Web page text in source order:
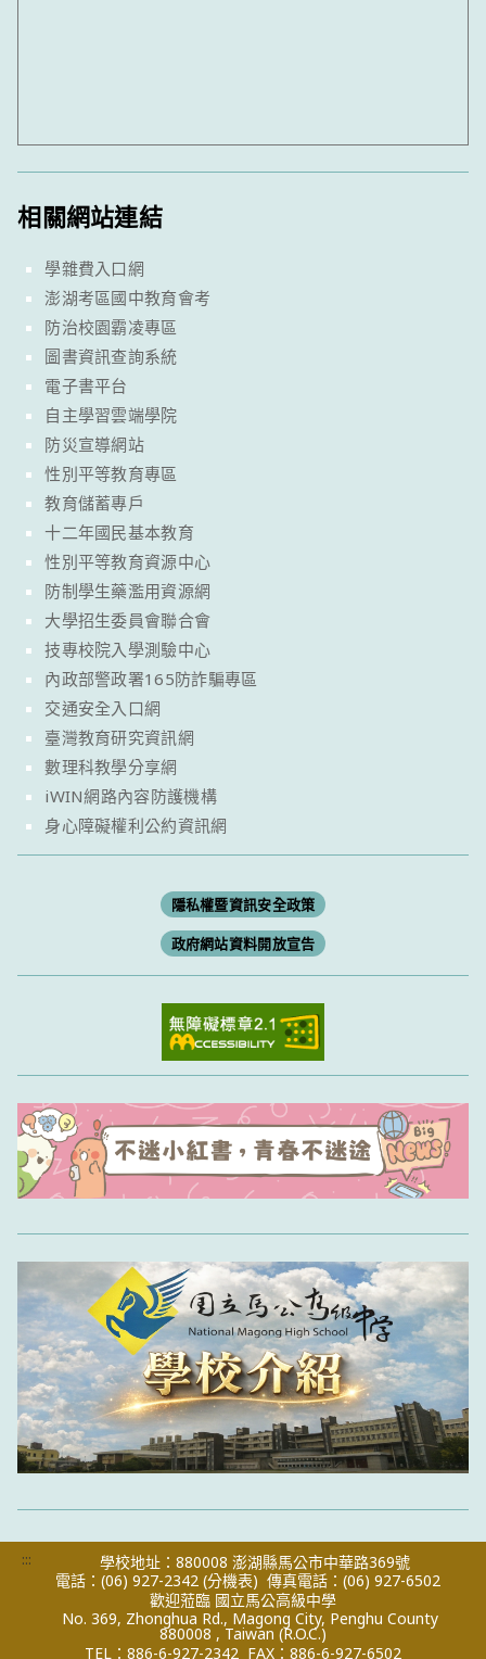
相關網站連結
學雜費入口網
澎湖考區國中教育會考
防治校園霸凌專區
圖書資訊查詢系統
電子書平台
自主學習雲端學院
防災宣導網站
性別平等教育專區
教育儲蓄專戶
十二年國民基本教育
性別平等教育資源中心
防制學生藥濫用資源網
大學招生委員會聯合會
技專校院入學測驗中心
內政部警政署165防詐騙專區
交通安全入口網
臺灣教育研究資訊網
數理科教學分享網
iWIN網路內容防護機構
身心障礙權利公約資訊網
隱私權暨資訊安全政策
政府網站資料開放宣告
:::
學校地址：880008 澎湖縣馬公市中華路369號
電話：(06) 927-2342 (分機表) 傳真電話：(06) 927-6502
歡迎蒞臨 國立馬公高級中學
No. 369, Zhonghua Rd., Magong City, Penghu County
880008 , Taiwan (R.O.C.)
TEL：886-6-927-2342 FAX：886-6-927-6502